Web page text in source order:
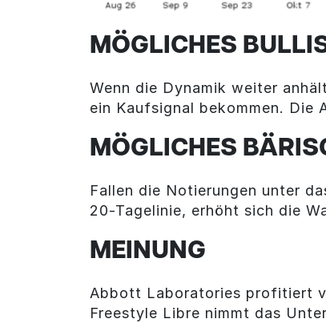
MÖGLICHES
Wenn die Dynamik weiter
ein Kaufsignal bekommen. Die
MÖGLICHES
Fallen die Notierungen unter
20-Tagelinie, erhöht sich die
MEINUNG
Abbott Laboratories profitiert
Freestyle Libre nimmt das